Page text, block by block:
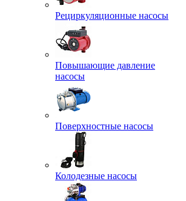
Рециркуляционные насосы
Повышающие давление
насосы
Поверхностные насосы
Колодезные насосы